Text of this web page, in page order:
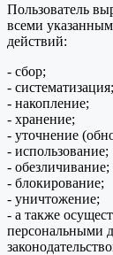
Пользователь
всеми
действий:
- сбор;
- систематизация;
- накопление;
- хранение;
- уточнение
- использование;
- обезличивание;
- блокирование;
- уничтожение;
- а также
персональными